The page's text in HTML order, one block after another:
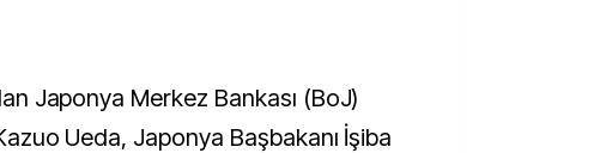
Japonya Merkez Bankası (BoJ)
Ueda, Japonya Başbakanı İşiba